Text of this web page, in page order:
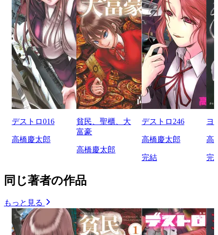
デストロ016
高橋慶太郎
貧民、聖櫃、大
富豪
高橋慶太郎
デストロ246
高橋慶太郎
完結
ヨ
高
完
同じ著者の作品
もっと見る